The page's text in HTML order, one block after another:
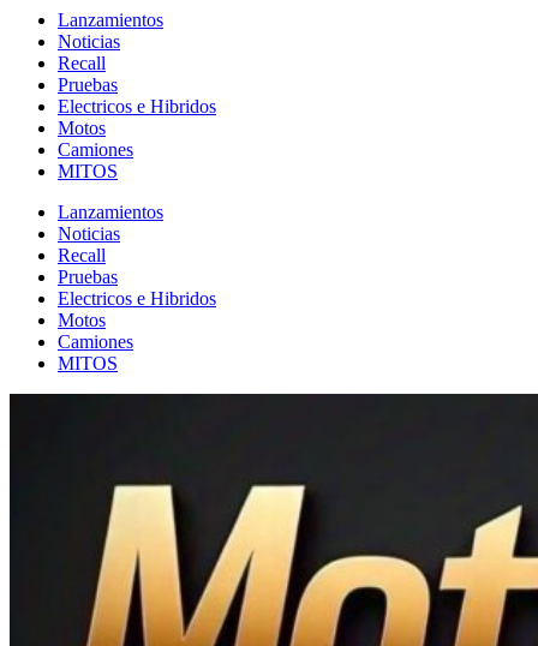
Lanzamientos
Noticias
Recall
Pruebas
Electricos e Hibridos
Motos
Camiones
MITOS
Lanzamientos
Noticias
Recall
Pruebas
Electricos e Hibridos
Motos
Camiones
MITOS